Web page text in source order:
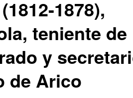
1878),
teniente de
y
de Arico